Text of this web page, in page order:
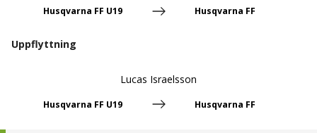
Husqvarna FF U19 Husqvarna FF
Uppflyttning
Lucas Israelsson
Husqvarna FF U19 Husqvarna FF